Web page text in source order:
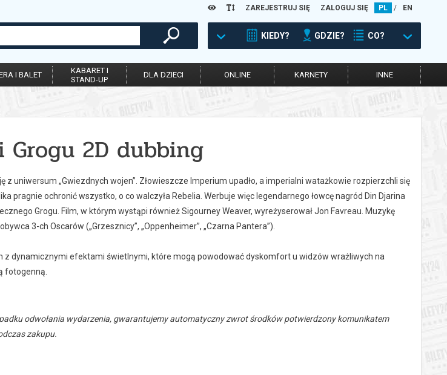
ZAREJESTRUJ SIĘ ZALOGUJ SIĘ PL / EN
KIEDY? GDZIE? CO?
I BALET
KABARET I
STAND-UP
DLA DZIECI ONLINE KARNETY INNE
2D dubbing
z uniwersum „Gwiezdnych wojen”. Złowieszcze Imperium upadło, a imperialni watażkowie rozpierzchli się
pragnie ochronić wszystko, o co walczyła Rebelia. Werbuje więc legendarnego łowcę nagród Din Djarina
Grogu. Film, w którym wystąpi również Sigourney Weaver, wyreżyserował Jon Favreau. Muzykę
3-ch Oscarów („Grzesznicy”, „Oppenheimer”, „Czarna Pantera”).
z dynamicznymi efektami świetlnymi, które mogą powodować dyskomfort u widzów wrażliwych na
fotogenną.
odwołania wydarzenia, gwarantujemy automatyczny zwrot środków potwierdzony komunikatem
zakupu.